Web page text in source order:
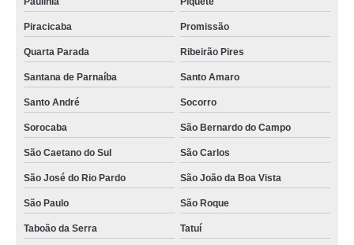
Piracicaba Promissão
Quarta Parada Ribeirão Pires
Santana de Parnaíba Santo Amaro
Santo André Socorro
Sorocaba São Bernardo do Campo
São Caetano do Sul São Carlos
São José do Rio Pardo São João da Boa Vista
São Paulo São Roque
Taboão da Serra Tatuí